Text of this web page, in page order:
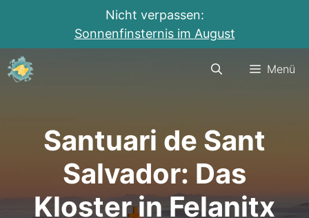
Nicht verpassen:
Sonnenfinsternis im August
Zum
Inhalt
Menü
Santuari de Sant
Salvador: Das
Kloster in Felanitx